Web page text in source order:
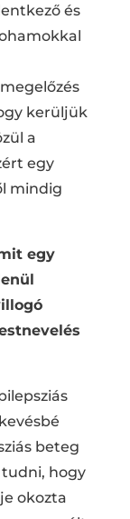
és
kerüljük
a
egy
mindig
egy
beteg
hogy
okozta